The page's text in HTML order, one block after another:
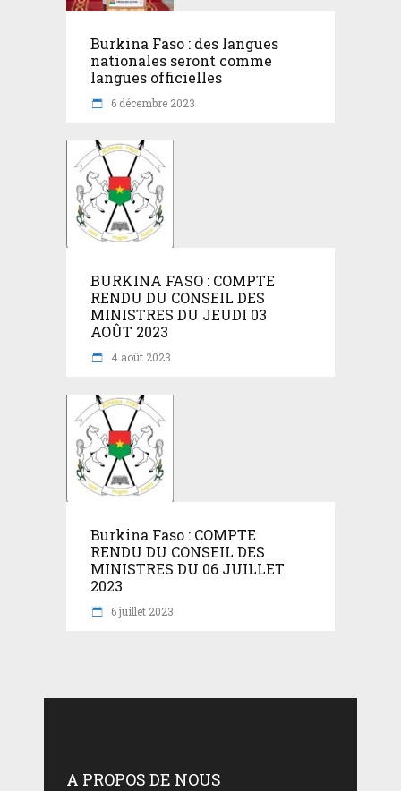
Burkina Faso : des langues
nationales seront comme
langues officielles
6 décembre 2023
BURKINA FASO : COMPTE
RENDU DU CONSEIL DES
MINISTRES DU JEUDI 03
AOÛT 2023
4 août 2023
Burkina Faso : COMPTE
RENDU DU CONSEIL DES
MINISTRES DU 06 JUILLET
2023
6 juillet 2023
A PROPOS DE NOUS